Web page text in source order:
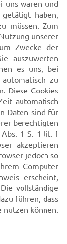
uns waren und
getätigt haben,
müssen. Zum
unserer
Zwecke der
auszuwerten
es uns, bei
zu
Diese Cookies
automatisch
Daten sind für
berechtigten
1 S. 1 lit. f
akzeptieren
jedoch so
Computer
erscheint,
vollständige
führen, dass
nutzen können.